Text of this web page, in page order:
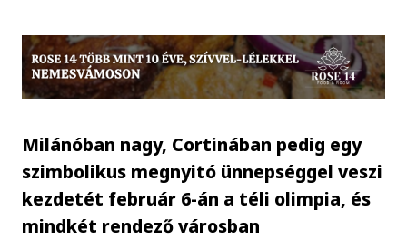
Milánóban nagy, Cortinában pedig egy
szimbolikus megnyitó ünnepséggel veszi
kezdetét február 6-án a téli olimpia, és
mindkét rendező városban